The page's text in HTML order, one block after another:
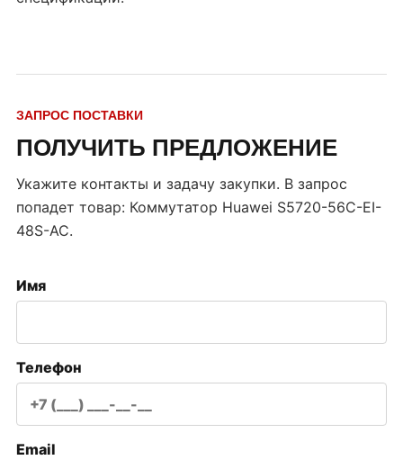
ЗАПРОС ПОСТАВКИ
ПОЛУЧИТЬ ПРЕДЛОЖЕНИЕ
Укажите контакты и задачу закупки. В запрос
попадет товар: Коммутатор Huawei S5720-56C-EI-
48S-AC.
Имя
Телефон
Email